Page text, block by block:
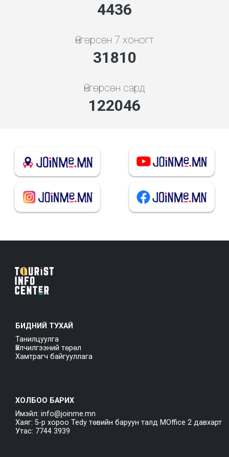
4778
Өнгөрсөн 7 хоногт
34257
Өнгөрсөн сард
131434
БИДНИЙ ТУХАЙ
Танилцуулга
Үйлчилгээний төрөл
Хамтрагч байгууллага
ХОЛБОО БАРИХ
Имэйл: info@joinme.mn
Хаяг: 5-р хороо Tedy төвийн баруун талд MOffice 2 давхарт
Утас: 7744 3939